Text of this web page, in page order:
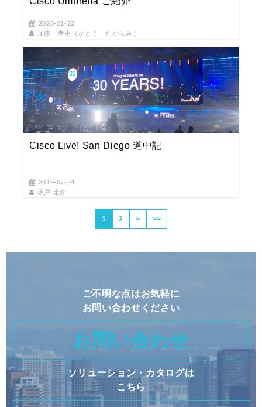
2020-01-22
加藤 孝史（かとう たかふみ）
Cisco Live! San Diego 道中記
2019-07-24
坂戸 圭介
1 2 > >>
ご不明な点はお気軽に
お問い合わせください
お問い合わせ
ソリューション・カタログは
こちら